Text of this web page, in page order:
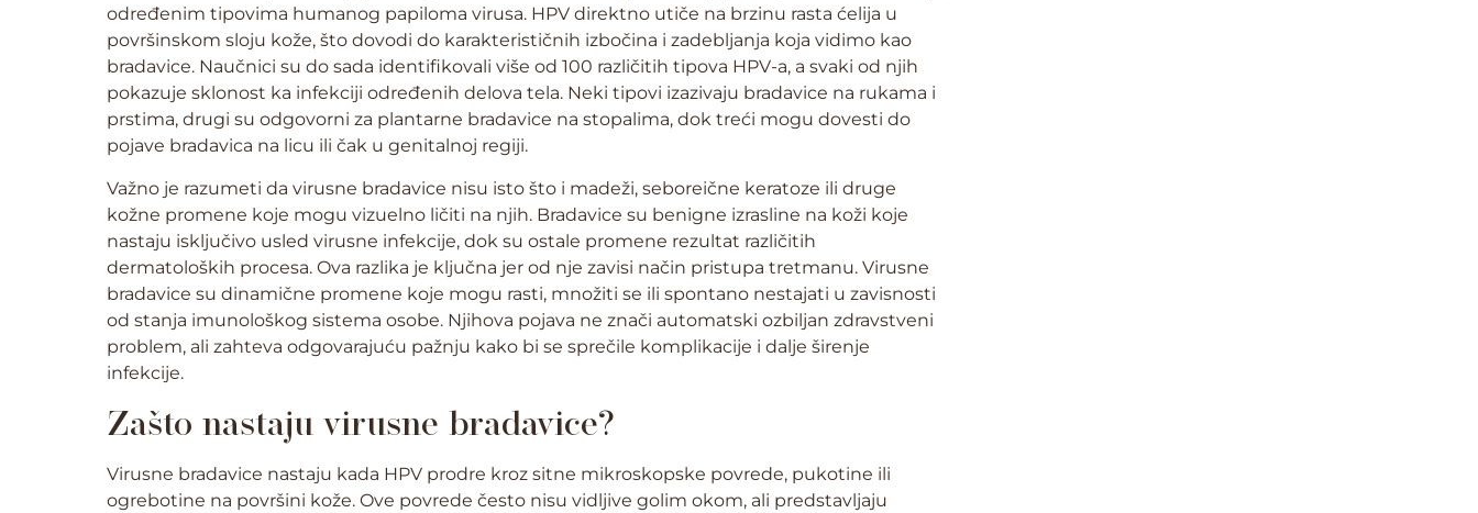
određenim tipovima humanog papiloma virusa. HPV direktno utiče na brzinu rasta ćelija u
površinskom sloju kože, što dovodi do karakterističnih izbočina i zadebljanja koja vidimo kao
bradavice. Naučnici su do sada identifikovali više od 100 različitih tipova HPV-a, a svaki od njih
pokazuje sklonost ka infekciji određenih delova tela. Neki tipovi izazivaju bradavice na rukama i
prstima, drugi su odgovorni za plantarne bradavice na stopalima, dok treći mogu dovesti do
pojave bradavica na licu ili čak u genitalnoj regiji.
Važno je razumeti da virusne bradavice nisu isto što i madeži, seboreične keratoze ili druge
kožne promene koje mogu vizuelno ličiti na njih. Bradavice su benigne izrasline na koži koje
nastaju isključivo usled virusne infekcije, dok su ostale promene rezultat različitih
dermatoloških procesa. Ova razlika je ključna jer od nje zavisi način pristupa tretmanu. Virusne
bradavice su dinamične promene koje mogu rasti, množiti se ili spontano nestajati u zavisnosti
od stanja imunološkog sistema osobe. Njihova pojava ne znači automatski ozbiljan zdravstveni
problem, ali zahteva odgovarajuću pažnju kako bi se sprečile komplikacije i dalje širenje
infekcije.
Zašto nastaju virusne bradavice?
Virusne bradavice nastaju kada HPV prodre kroz sitne mikroskopske povrede, pukotine ili
ogrebotine na površini kože. Ove povrede često nisu vidljive golim okom, ali predstavljaju